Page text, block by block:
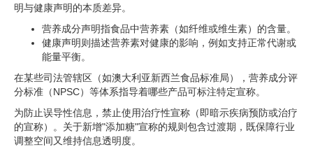
明与健康声明的本质差异。
营养成分声明指食品中营养素（如纤维或维生素）的含量。
健康声明则描述营养素对健康的影响，例如支持正常代谢或
能量平衡。
在某些司法管辖区（如澳大利亚新西兰食品标准局），营养成分评
分标准（NPSC）等体系指导着哪些产品可标注特定宣称。
为防止误导性信息，禁止使用治疗性宣称（即暗示疾病预防或治疗
的宣称）。关于新增"添加糖"宣称的规则包含过渡期，既保障行业
调整空间又维持信息透明度。